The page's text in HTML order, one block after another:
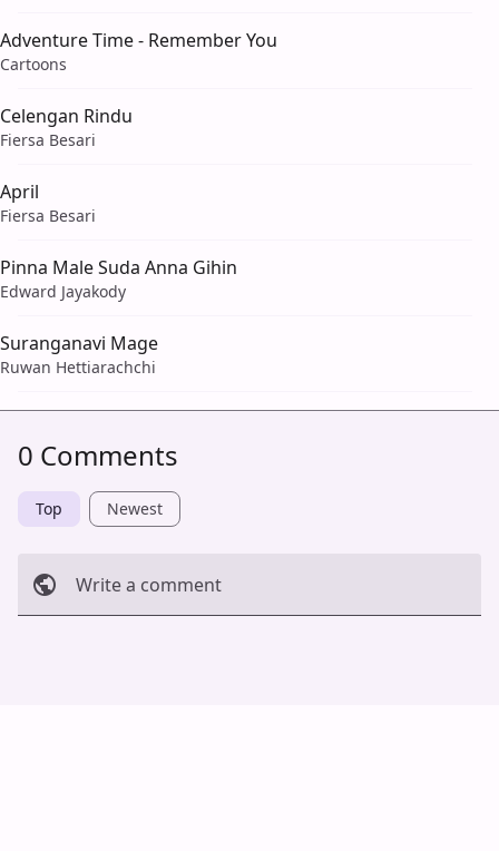
Adventure Time - Remember You
Cartoons
Celengan Rindu
Fiersa Besari
April
Fiersa Besari
Pinna Male Suda Anna Gihin
Edward Jayakody
Suranganavi Mage
Ruwan Hettiarachchi
0 Comments
Top Newest
Write a comment